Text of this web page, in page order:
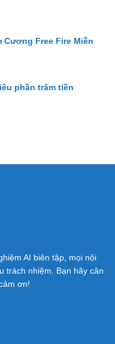
Cương Free Fire Miễn
phần trăm tiền
AI biên tập, mọi nội
trách nhiệm. Bạn hãy cân
ơn!